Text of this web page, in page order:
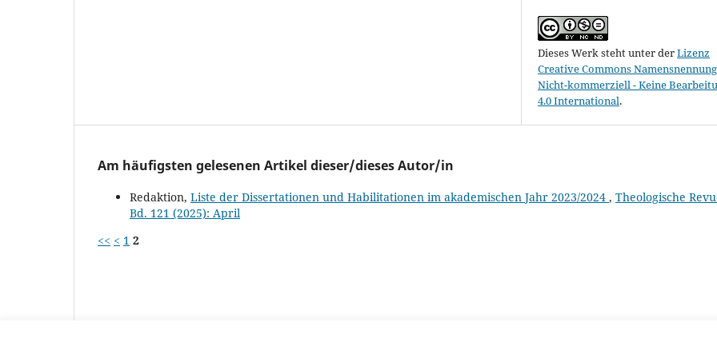
Dieses Werk steht unter derLizenz
Creative Commons
Nicht-kommerziell - Keine
4.0 International.
Am häufigsten gelesenen Artikel dieser/dieses Autor/in
Redaktion, Liste der Dissertationen und Habilitationen im akademischen Jahr 2023/2024 , Theologische
Bd. 121 (2025): April
<< < 1 2